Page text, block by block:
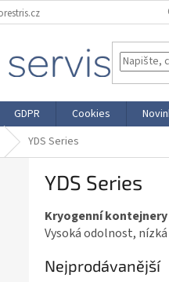
GDPR Cookies
YDS Series
YDS Series
Kryogenní kontejnery
Vysoká odolnost,
Nejprodávanější